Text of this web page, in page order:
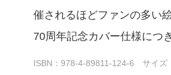
催されるほどファンの多い
70周年記念カバー仕様につ
ISBN：978-4-89811-124-6 サイ